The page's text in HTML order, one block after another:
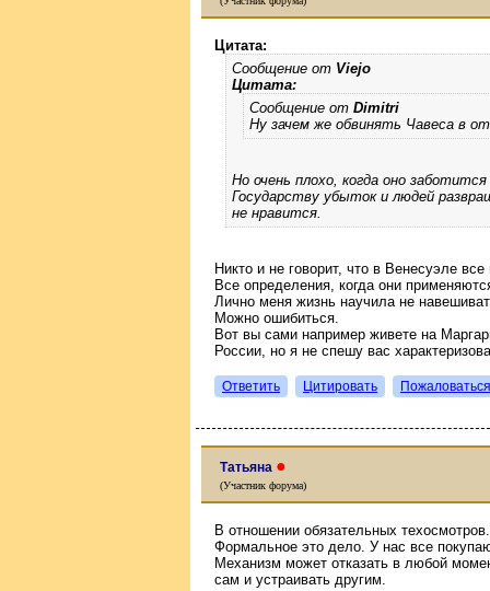
Цитата:
Сообщение от Viejo
Цитата:
Сообщение от Dimitri
Ну зачем же обвинять Чавеса в
Но очень плохо, когда оно
Государству убыток и людей
не нравится.
Никто и не говорит, что в Венесуэле
Все определения, когда они
Лично меня жизнь научила не
Можно ошибиться.
Вот вы сами например живете на
России, но я не спешу вас
Ответить Цитировать Пожаловаться
Татьяна ●
(Участник форума)
В отношении обязательных техосмотров.
Формальное это дело. У нас все
Механизм может отказать в любой
сам и устраивать другим.